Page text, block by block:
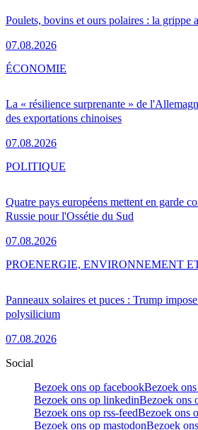
Poulets, bovins et ours polaires : la grippe
07.08.2026
La « résilience surprenante » de
des exportations chinoises
07.08.2026
ÉCONOMIE
Quatre pays européens mettent en garde
Russie pour l'Ossétie du Sud
07.08.2026
POLITIQUE
Panneaux solaires et puces : Trump
polysilicium
07.08.2026
PROENERGIE, ENVIRONNEMENT
Social
Bezoek ons op facebookBezoek
Bezoek ons op linkedinBezoek ons
Bezoek ons op rss-feedBezoek ons
Bezoek ons op mastodonBezoek